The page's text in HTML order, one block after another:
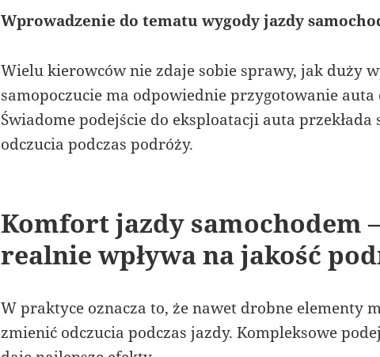
Wprowadzenie do tematu wygody jazdy
Wielu kierowców nie zdaje sobie sprawy, jak duży
samopoczucie ma odpowiednie przygotowanie auta
Świadome podejście do eksploatacji auta przekłada
odczucia podczas podróży.
Komfort jazdy samochodem
realnie wpływa na jakość
W praktyce oznacza to, że nawet drobne elementy
zmienić odczucia podczas jazdy. Kompleksowe